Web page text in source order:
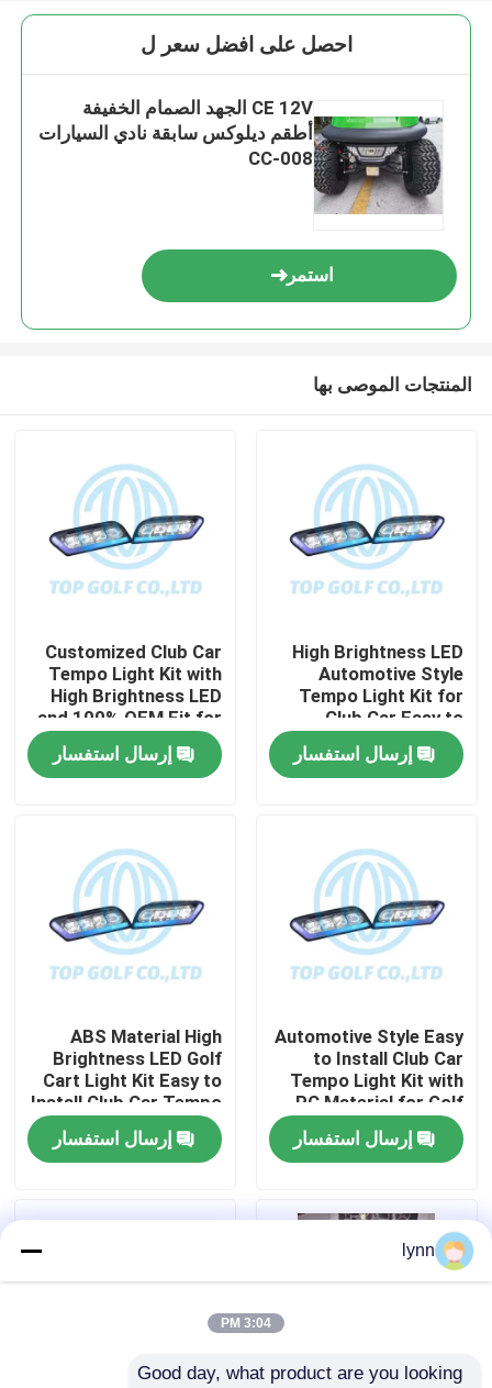
مسكن
معلومات عنا
جولة في المعمل
مراقبة الجودة
اتصل بنا
أخبار
مرايا جانبية لعربة الجولف
لوحة القيادة عربة الجولف
احصل على افضل سعر ل
CE 12V الجهد الصمام الخفيفة
أطقم ديلوكس سابقة نادي السيارات
CC-008
استمر
المنتجات الموصى بها
High Brightness LED
Automotive Style
Tempo Light Kit for
Club Car Easy to
Install Golf Cart LED
Light Kitإرسال استفسار
Customized Club Car
Tempo Light Kit with
High Brightness LED
and 100% OEM Fit for
Golf Cart
إرسال استفسار
Automotive Style Easy
to Install Club Car
Tempo Light Kit with
PC Material for Golf
Cart LED Light Kit
إرسال استفسار
ABS Material High
Brightness LED Golf
Cart Light Kit Easy to
Install Club Car Tempo
إرسال استفسار
lynn
3:04 PM
Good day, what product are you looking